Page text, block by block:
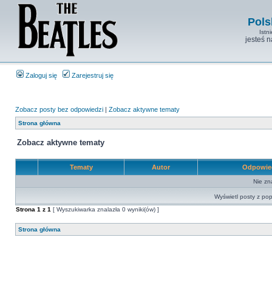
jesteś
Zaloguj się Zarejestruj się
Zobacz posty bez odpowiedzi | Zobacz aktywne tematy
Strona główna
Zobacz aktywne tematy
Tematy Autor
Nie
Wyświetl posty z
Strona 1 z 1 [ Wyszukiwarka znalazła 0 wyniki(ów) ]
Strona główna